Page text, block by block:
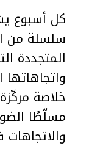
كل أسبوع
سلسلة من
المتجددة
خلاصة
مسلّطًا